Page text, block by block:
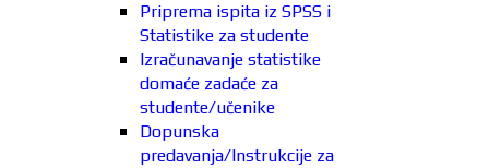
Priprema ispita iz SPSS i
Statistike za studente
Izračunavanje statistike
domaće zadaće za
studente/učenike
Dopunska
predavanja/Instrukcije za